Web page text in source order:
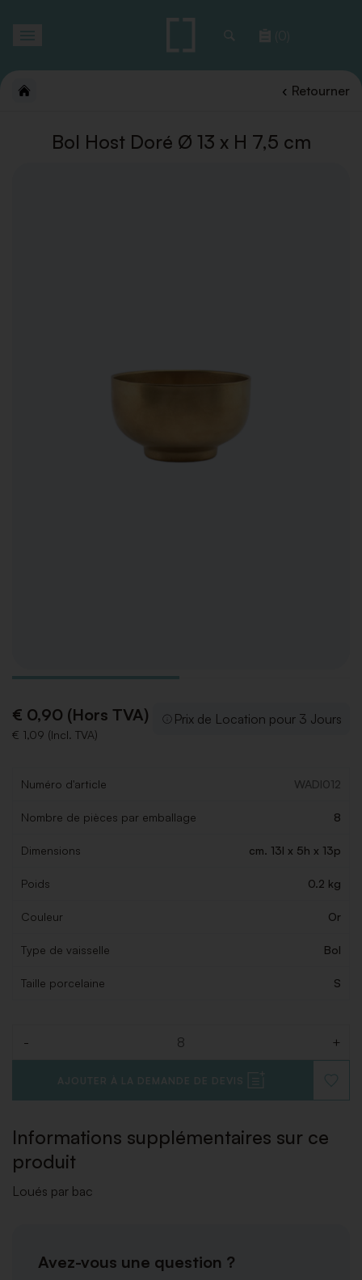
(0)
Retourner
Bol Host Doré Ø 13 x H 7,5 cm
€ 0,90 (Hors TVA)
€ 1,09 (Incl. TVA)
Prix de Location pour 3 Jours
Numéro d'article WADI012
Nombre de pièces par emballage 8
Dimensions cm. 13l x 5h x 13p
Poids 0.2 kg
Couleur Or
Type de vaisselle Bol
Taille porcelaine S
- +
AJOUTER À LA DEMANDE DE DEVIS
À
DE
Informations supplémentaires sur ce
produit
Loués par bac
Avez-vous une question ?